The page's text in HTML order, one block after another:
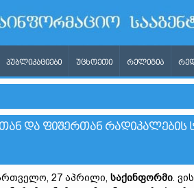
ᲞᲣᲑᲚᲘᲙᲐᲪᲘᲔᲑᲘ ᲣᲪᲮᲝᲔᲗᲘ ᲠᲔᲚᲘᲒᲘᲐ
ᲓᲐ ᲤᲘᲨᲔᲠᲗᲐᲜ ᲠᲐᲓᲘᲙᲐᲚᲔᲑᲘᲡ
27 აპრილი, საქინფორმი.